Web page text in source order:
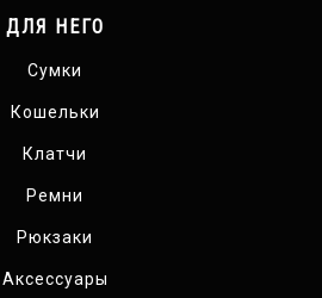
ДЛЯ НЕГО
Сумки
Кошельки
Клатчи
Ремни
Рюкзаки
Аксессуары